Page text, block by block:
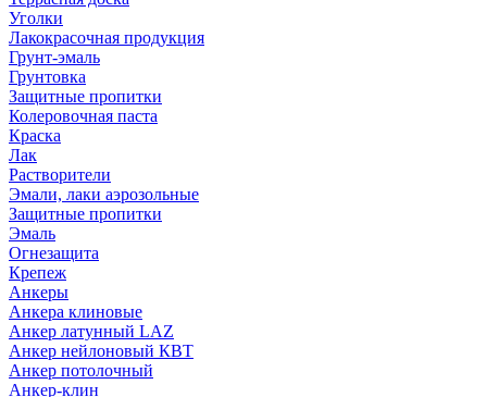
Уголки
Лакокрасочная продукция
Грунт-эмаль
Грунтовка
Защитные пропитки
Колеровочная паста
Краска
Лак
Растворители
Эмали, лаки аэрозольные
Защитные пропитки
Эмаль
Огнезащита
Крепеж
Анкеры
Анкера клиновые
Анкер латунный LAZ
Анкер нейлоновый КВТ
Анкер потолочный
Анкер-клин